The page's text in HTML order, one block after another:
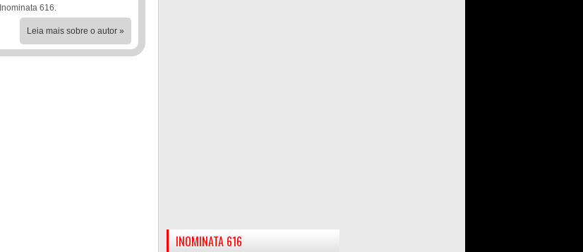
616.
Leia mais sobre o autor »
INOMINATA 616